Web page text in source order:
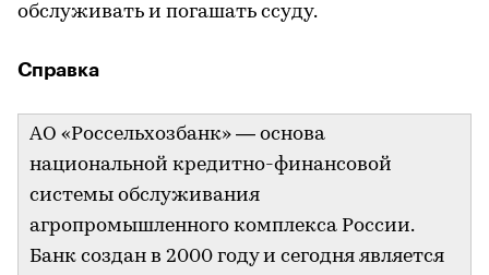
обслуживать и погашать ссуду.
Справка
АО «Россельхозбанк» — основа
национальной кредитно-финансовой
системы обслуживания
агропромышленного комплекса России.
Банк создан в 2000 году и сегодня является